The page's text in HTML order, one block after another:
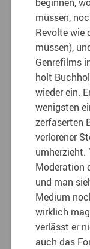
müssen,
Revolte wie
müssen),
Genrefilms
holt
wieder ein.
wenigsten
zerfaserten
verlorener
umherzieht.
Moderation
und man
Medium
wirklich
verlässt er
auch das